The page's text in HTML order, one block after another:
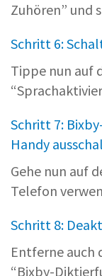
Zuhören” und
Schritt 6:
Tippe nun auf
Schritt 7:
Handy
Gehe nun auf
Telefon
Schritt 8:
Entferne auch
“Bixby-